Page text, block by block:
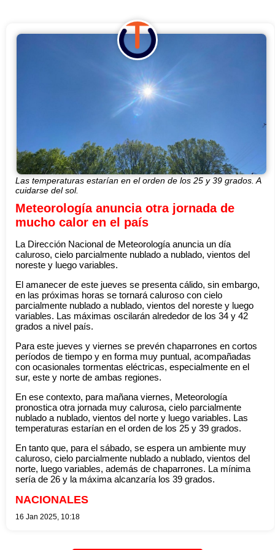
Las temperaturas estarían en el orden de los 25 y 39 grados. A
cuidarse del sol.
Meteorología anuncia otra jornada de
mucho calor en el país
La Dirección Nacional de Meteorología anuncia un día
caluroso, cielo parcialmente nublado a nublado, vientos del
noreste y luego variables.
El amanecer de este jueves se presenta cálido, sin embargo,
en las próximas horas se tornará caluroso con cielo
parcialmente nublado a nublado, vientos del noreste y luego
variables. Las máximas oscilarán alrededor de los 34 y 42
grados a nivel país.
Para este jueves y viernes se prevén chaparrones en cortos
períodos de tiempo y en forma muy puntual, acompañadas
con ocasionales tormentas eléctricas, especialmente en el
sur, este y norte de ambas regiones.
En ese contexto, para mañana viernes, Meteorología
pronostica otra jornada muy calurosa, cielo parcialmente
nublado a nublado, vientos del norte y luego variables. Las
temperaturas estarían en el orden de los 25 y 39 grados.
En tanto que, para el sábado, se espera un ambiente muy
caluroso, cielo parcialmente nublado a nublado, vientos del
norte, luego variables, además de chaparrones. La mínima
sería de 26 y la máxima alcanzaría los 39 grados.
NACIONALES
16 Jan 2025, 10:18